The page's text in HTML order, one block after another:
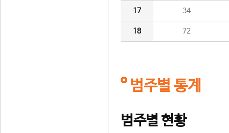
17 34
18 72
범주별 통계
범주별 현황